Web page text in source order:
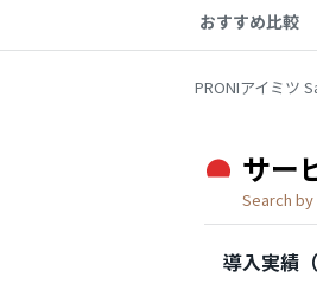
おすすめ比較
PRONIアイミツ
サー
Search
導入実績